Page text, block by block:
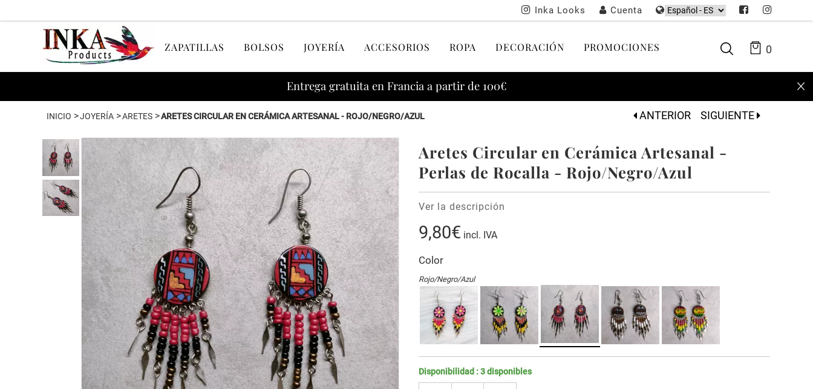
Inka Looks Cuenta
ZAPATILLAS BOLSOS JOYERÍA ACCESORIOS ROPA DECORACIÓN PROMOCIONES 0
Entrega gratuita en Francia a partir de 100€
INICIO >JOYERÍA >ARETES >ARETES CIRCULAR EN CERÁMICA ARTESANAL - ROJO/NEGRO/AZUL ANTERIOR SIGUIENTE
Aretes Circular en Cerámica Artesanal -
Perlas de Rocalla - Rojo/Negro/Azul
Ver la descripción
9,80€ incl. IVA
Color
Rojo/Negro/Azul
Disponibilidad :3disponibles